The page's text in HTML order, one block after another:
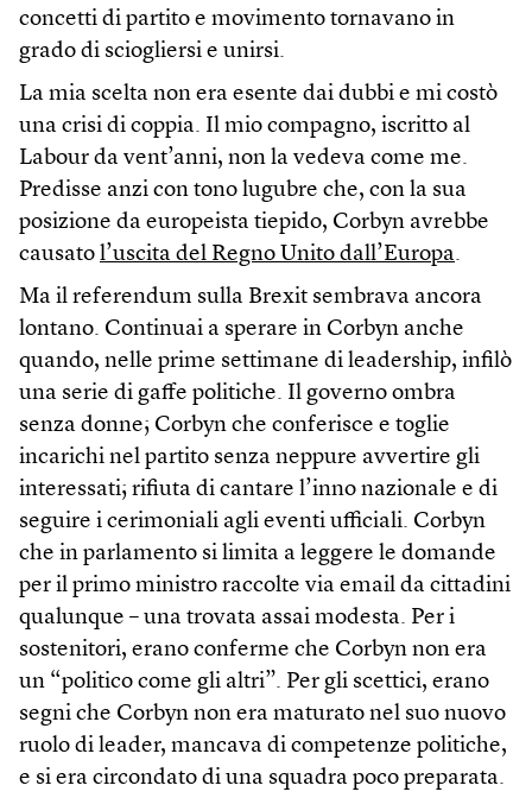
concetti di partito e movimento tornavano in
grado di sciogliersi e unirsi.
La mia scelta non era esente dai dubbi e mi costò
una crisi di coppia. Il mio compagno, iscritto al
Labour da vent’anni, non la vedeva come me.
Predisse anzi con tono lugubre che, con la sua
posizione da europeista tiepido, Corbyn avrebbe
causato l’uscita del Regno Unito dall’Europa.
Ma il referendum sulla Brexit sembrava ancora
lontano. Continuai a sperare in Corbyn anche
quando, nelle prime settimane di leadership, infilò
una serie di gaffe politiche. Il governo ombra
senza donne; Corbyn che conferisce e toglie
incarichi nel partito senza neppure avvertire gli
interessati; rifiuta di cantare l’inno nazionale e di
seguire i cerimoniali agli eventi ufficiali. Corbyn
che in parlamento si limita a leggere le domande
per il primo ministro raccolte via email da cittadini
qualunque – una trovata assai modesta. Per i
sostenitori, erano conferme che Corbyn non era
un “politico come gli altri”. Per gli scettici, erano
segni che Corbyn non era maturato nel suo nuovo
ruolo di leader, mancava di competenze politiche,
e si era circondato di una squadra poco preparata.